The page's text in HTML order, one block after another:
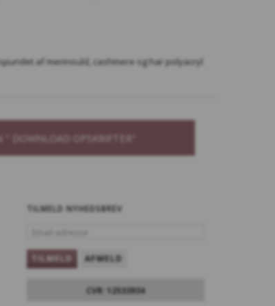
af merinould, cashmere og har polyacryl
DOWNLOAD OPSKRIFTER"
TILMELD NYHEDSBREV
TILMELD AFMELD
CVR: 12533934